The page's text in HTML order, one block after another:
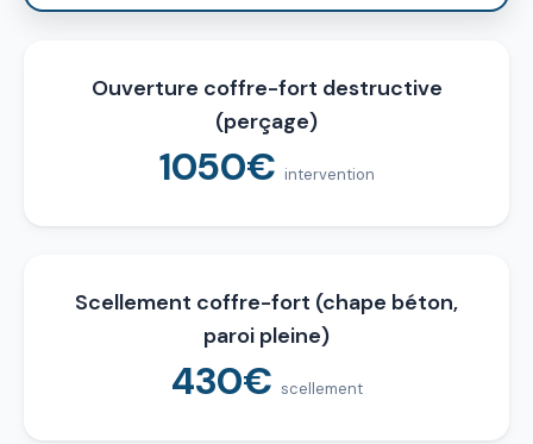
Ouverture coffre-fort destructive
(perçage)
1050€ intervention
Scellement coffre-fort (chape béton,
paroi pleine)
430€ scellement